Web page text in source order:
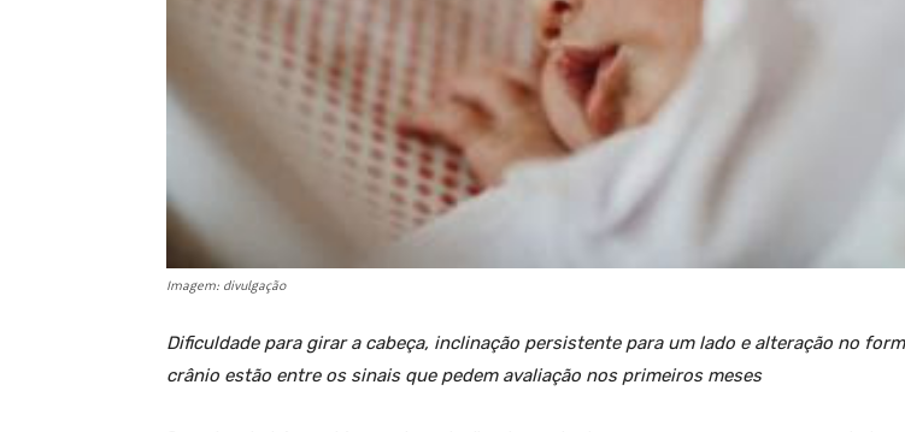
Imagem: divulgação
Dificuldade para girar a cabeça, inclinação persistente para um lado e alteração no
crânio estão entre os sinais que pedem avaliação nos primeiros meses